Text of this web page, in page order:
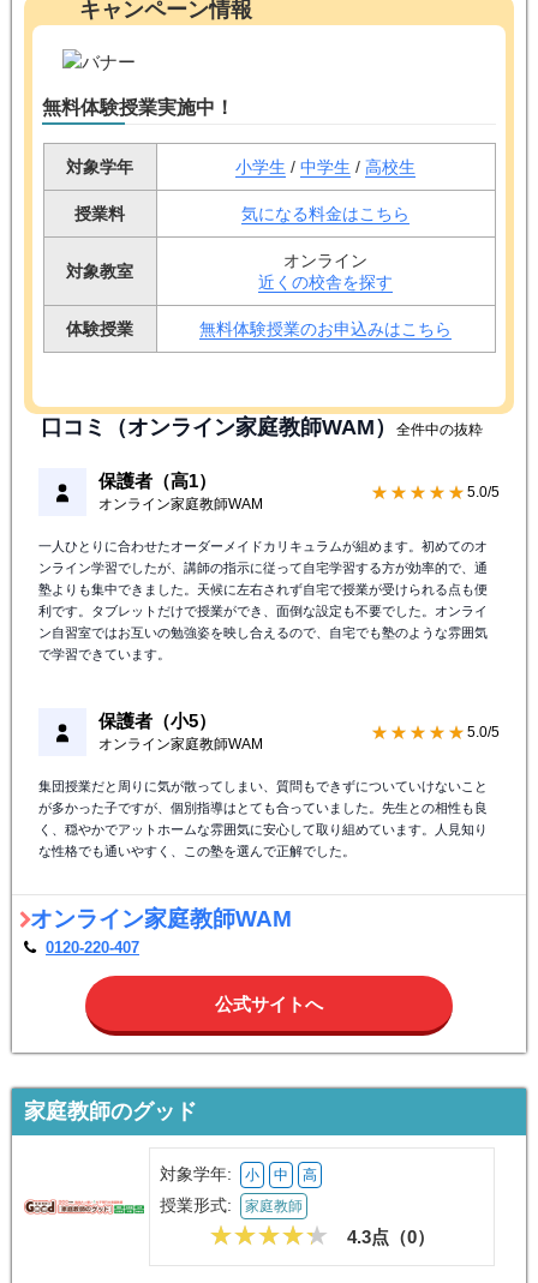
キャンペーン情報
対象学年 小学生/中学生/高校生
授業料 気になる料金はこちら
オンライン
近くの校舎を探す
体験授業 無料体験授業のお申込みはこちら
保護者（高1）
一人ひとりに合わせたオーダーメイドカリキュラムが組めます。初めてのオ
ンライン学習でしたが、講師の指示に従って自宅学習する方が効率的で、通
塾よりも集中できました。天候に左右されず自宅で授業が受けられる点も便
利です。タブレットだけで授業ができ、面倒な設定も不要でした。オンライ
ン自習室ではお互いの勉強姿を映し合えるので、自宅でも塾のような雰囲気
保護者（小5）
集団授業だと周りに気が散ってしまい、質問もできずについていけないこと
が多かった子ですが、個別指導はとても合っていました。先生との相性も良
く、穏やかでアットホームな雰囲気に安心して取り組めています。人見知り
オンライン家庭教師WAM
0120-220-407
公式サイトへ
家庭教師のグッド
対象学年: 小 中 高
授業形式: 家庭教師
4.3点（0）